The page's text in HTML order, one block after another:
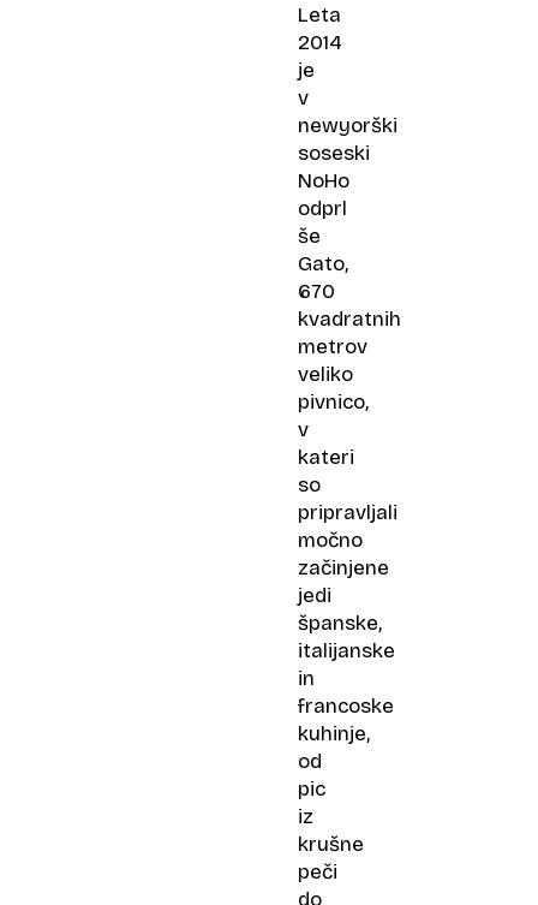
in
zgradil
imperij
Leta
2014
je
v
newyorški
soseski
NoHo
odprl
še
Gato,
670
kvadratnih
metrov
veliko
pivnico,
v
kateri
so
pripravljali
močno
začinjene
jedi
španske,
italijanske
in
francoske
kuhinje,
od
pic
iz
krušne
peči
do